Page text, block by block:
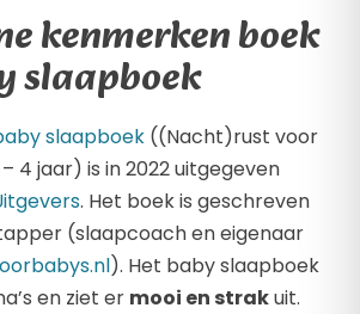
kenmerken boek
slaapboek
slaapboek ((Nacht)rust voor
4 jaar) is in 2022 uitgegeven
. Het boek is geschreven
(slaapcoach en eigenaar
). Het baby slaapboek
en ziet er mooi en strakuit.